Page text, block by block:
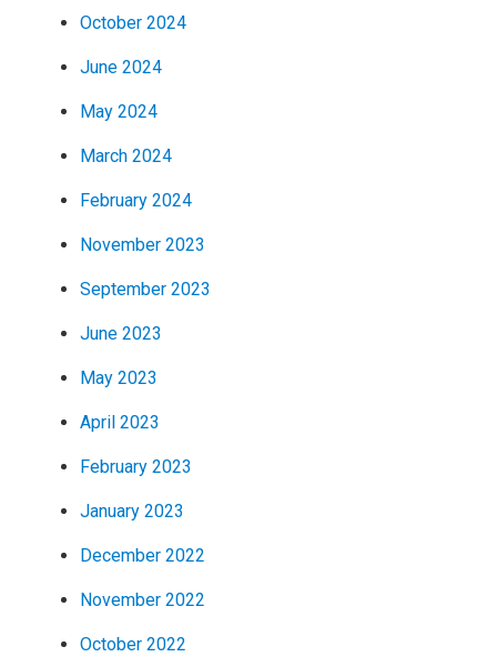
October 2024
June 2024
May 2024
March 2024
February 2024
November 2023
September 2023
June 2023
May 2023
April 2023
February 2023
January 2023
December 2022
November 2022
October 2022